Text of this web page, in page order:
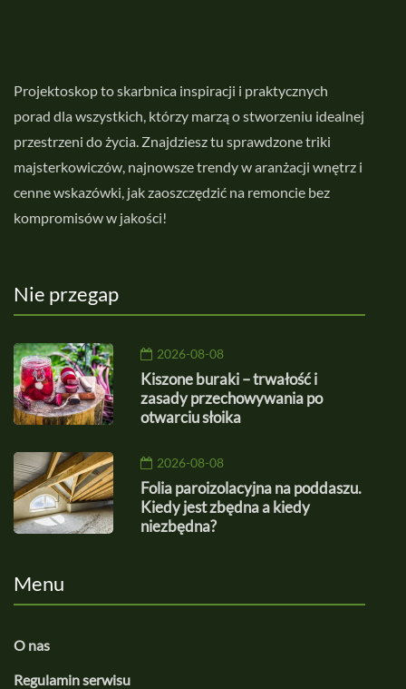
Projektoskop to skarbnica inspiracji i praktycznych
porad dla wszystkich, którzy marzą o stworzeniu idealnej
przestrzeni do życia. Znajdziesz tu sprawdzone triki
majsterkowiczów, najnowsze trendy w aranżacji wnętrz i
cenne wskazówki, jak zaoszczędzić na remoncie bez
kompromisów w jakości!
Nie przegap
2026-08-08
Kiszone buraki – trwałość i
zasady przechowywania po
otwarciu słoika
2026-08-08
Folia paroizolacyjna na poddaszu.
Kiedy jest zbędna a kiedy
niezbędna?
Menu
O nas
Regulamin serwisu